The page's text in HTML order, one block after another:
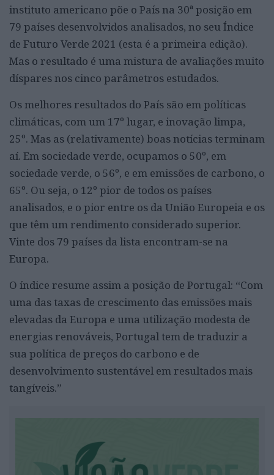
instituto americano põe o País na 30ª posição em
79 países desenvolvidos analisados, no seu Índice
de Futuro Verde 2021 (esta é a primeira edição).
Mas o resultado é uma mistura de avaliações muito
díspares nos cinco parâmetros estudados.
Os melhores resultados do País são em políticas
climáticas, com um 17º lugar, e inovação limpa,
25º. Mas as (relativamente) boas notícias terminam
aí. Em sociedade verde, ocupamos o 50º, em
sociedade verde, o 56º, e em emissões de carbono, o
65º. Ou seja, o 12º pior de todos os países
analisados, e o pior entre os da União Europeia e os
que têm um rendimento considerado superior.
Vinte dos 79 países da lista encontram-se na
Europa.
O índice resume assim a posição de Portugal: “Com
uma das taxas de crescimento das emissões mais
elevadas da Europa e uma utilização modesta de
energias renováveis, Portugal tem de traduzir a
sua política de preços do carbono e de
desenvolvimento sustentável em resultados mais
tangíveis.”